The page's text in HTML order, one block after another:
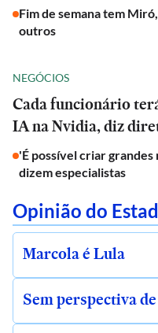
Fim de semana tem
outros
NEGÓCIOS
Cada funcionário
IA na Nvidia, diz
'É possível criar grandes
dizem especialistas
Opinião do
Marcola é Lula
Sem perspectiva